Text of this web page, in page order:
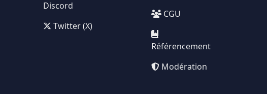
Discord
Twitter (X)
CGU
Référencement
Modération